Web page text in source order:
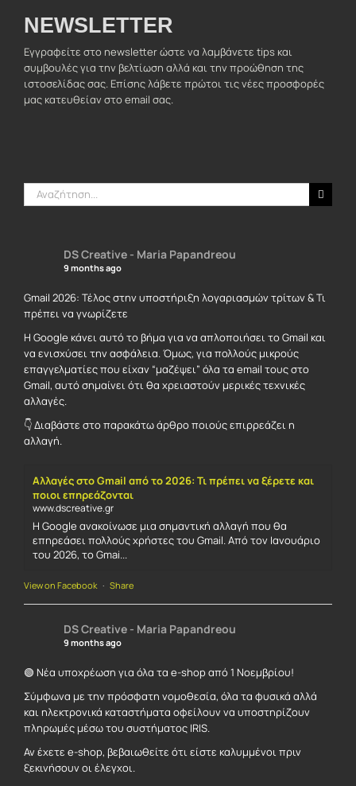
NEWSLETTER
Εγγραφείτε στο newsletter ώστε να λαμβάνετε tips και
συμβουλές για την βελτίωση αλλά και την προώθηση της
ιστοσελίδας σας. Επίσης λάβετε πρώτοι τις νέες προσφορές
μας κατευθείαν στο email σας.
Αναζήτηση
για:
DS Creative - Maria Papandreou
9 months ago
Gmail 2026: Τέλος στην υποστήριξη λογαριασμών τρίτων & Τι
πρέπει να γνωρίζετε
Η Google κάνει αυτό το βήμα για να απλοποιήσει το Gmail και
να ενισχύσει την ασφάλεια. Όμως, για πολλούς μικρούς
επαγγελματίες που είχαν “μαζέψει” όλα τα email τους στο
Gmail, αυτό σημαίνει ότι θα χρειαστούν μερικές τεχνικές
αλλαγές.
👇 Διαβάστε στο παρακάτω άρθρο ποιούς επιρρεάζει η
αλλαγή.
Αλλαγές στο Gmail από το 2026: Τι πρέπει να ξέρετε και
ποιοι επηρεάζονται
www.dscreative.gr
Η Google ανακοίνωσε μια σημαντική αλλαγή που θα
επηρεάσει πολλούς χρήστες του Gmail. Από τον Ιανουάριο
του 2026, το Gmai...
View on Facebook · Share
DS Creative - Maria Papandreou
9 months ago
🟢 Νέα υποχρέωση για όλα τα e-shop από 1 Νοεμβρίου!
Σύμφωνα με την πρόσφατη νομοθεσία, όλα τα φυσικά αλλά
και ηλεκτρονικά καταστήματα οφείλουν να υποστηρίζουν
πληρωμές μέσω του συστήματος IRIS.
Αν έχετε e-shop, βεβαιωθείτε ότι είστε καλυμμένοι πριν
ξεκινήσουν οι έλεγχοι.